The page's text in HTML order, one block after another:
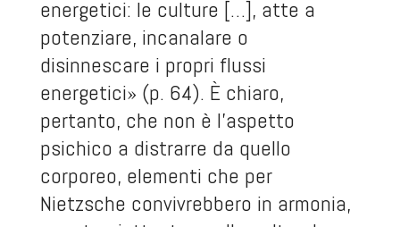
energetici: le culture […], atte a
potenziare, incanalare o
disinnescare i propri flussi
energetici» (p. 64). È chiaro,
pertanto, che non è l’aspetto
psichico a distrarre da quello
corporeo, elementi che per
Nietzsche convivrebbero in armonia,